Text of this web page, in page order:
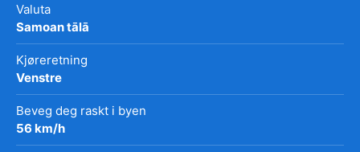
Valuta
Samoan tālā
Kjøreretning
Venstre
Beveg deg raskt i byen
56 km/h